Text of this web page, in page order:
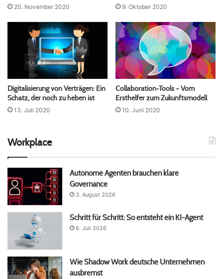
20. November 2020 9. Oktober 2020
Digitalisierung von Verträgen: Ein
Schatz, der noch zu heben ist
13. Juli 2020
Collaboration-Tools – Vom
Ersthelfer zum Zukunftsmodell
10. Juni 2020
Workplace
Autonome Agenten brauchen klare
Governance
3. August 2026
Schritt für Schritt: So entsteht ein KI-Agent
6. Juli 2026
Wie Shadow Work deutsche Unternehmen
ausbremst